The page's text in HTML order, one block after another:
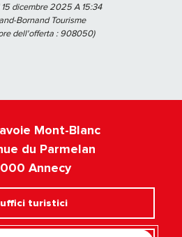
dicembre 2025 A 15:34
Bornand Tourisme
dell'offerta :908050)
Mont-Blanc
du Parmelan
Annecy
uffici turistici